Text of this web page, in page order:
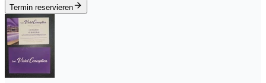
Termin reservieren